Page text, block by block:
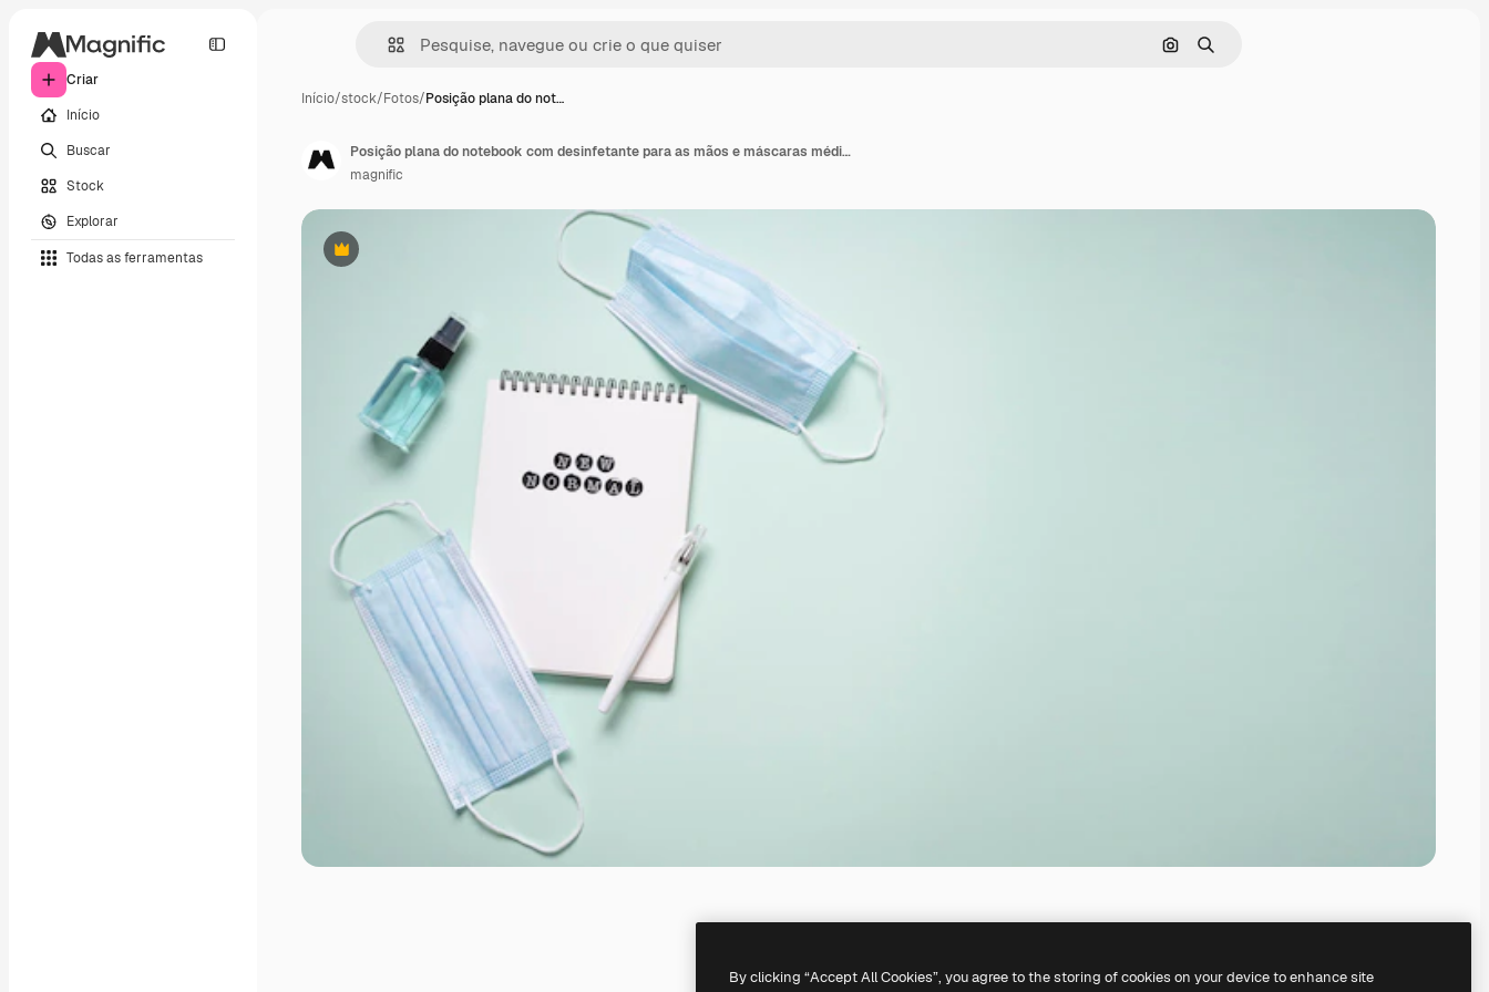
Criar
Início
Buscar
Stock
Explorar
Todas as ferramentas
Pesquisar por imagem
Buscar
Início/stock/Fotos/Posição plana do not…
Premium
Posição plana do notebook com desinfetante para as mãos e máscaras médicas
magnific
By clicking “Accept All Cookies”, you agree to the storing of cookies on your device to enhance site